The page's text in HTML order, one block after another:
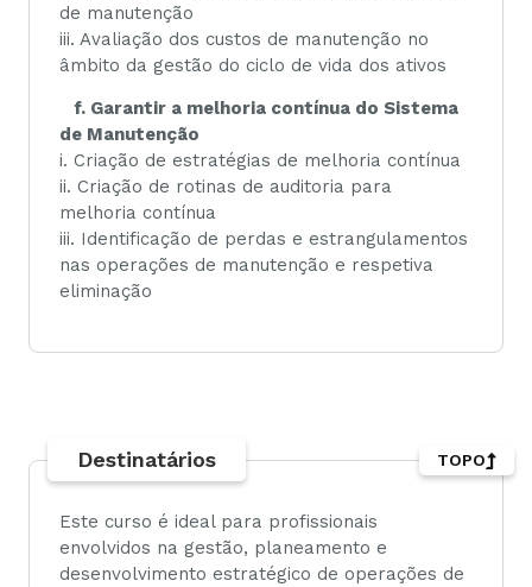
de manutenção
iii. Avaliação dos custos de manutenção no
âmbito da gestão do ciclo de vida dos ativos
f. Garantir a melhoria contínua do Sistema
de Manutenção
i. Criação de estratégias de melhoria contínua
ii. Criação de rotinas de auditoria para
melhoria contínua
iii. Identificação de perdas e estrangulamentos
nas operações de manutenção e respetiva
eliminação
Destinatários
Este curso é ideal para profissionais
envolvidos na gestão, planeamento e
desenvolvimento estratégico de operações de
TOPO